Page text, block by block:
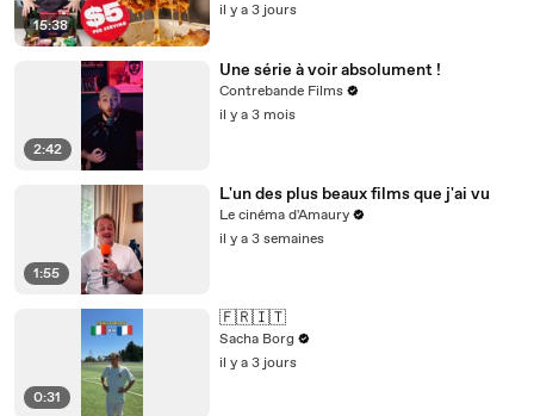
15:38
il y a 3 jours
2:42
Une série à voir absolument !
Contrebande Films
il y a 3 mois
1:55
L'un des plus beaux films que j'ai vu
Le cinéma d'Amaury
il y a 3 semaines
0:31
🇫🇷🇮🇹
Sacha Borg
il y a 3 jours